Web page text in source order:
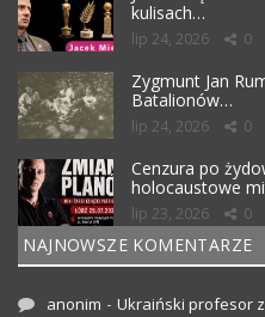
kulisach…
lip 24, 2026 0
Zygmunt Jan
Batalionów…
lip 24, 2026 0
Cenzura po
holocaustowe
lip 23, 2026 0
NAJNOWSZE KOMENTARZE
anonim - Ukraiński profesor